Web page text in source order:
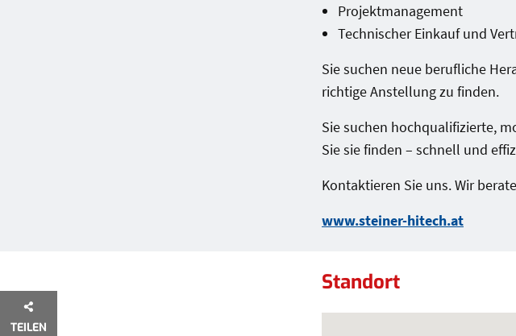
Projektmanagement
Technischer Einkauf und
Sie suchen neue berufliche
richtige Anstellung zu finden.
Sie suchen hochqualifizierte,
Sie sie finden – schnell und
Kontaktieren Sie uns. Wir
www.steiner-hitech.at
Standort
Standort
TEILEN